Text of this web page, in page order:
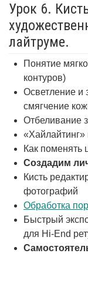
Урок 6.
лайтруме.
Понятие
контуров)
Осветление и
смягчение
Отбеливание
Как поменять
Создадим
Кисть
фотографий
Обработка
Быстрый
для Hi-End